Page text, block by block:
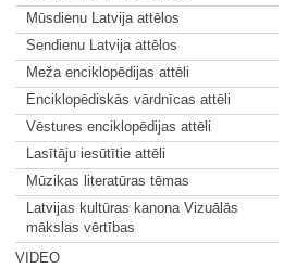
Mūsdienu Latvija attēlos
Sendienu Latvija attēlos
Meža enciklopēdijas attēli
Enciklopēdiskās vārdnīcas attēli
Vēstures enciklopēdijas attēli
Lasītāju iesūtītie attēli
Mūzikas literatūras tēmas
Latvijas kultūras kanona Vizuālās
mākslas vērtības
VIDEO